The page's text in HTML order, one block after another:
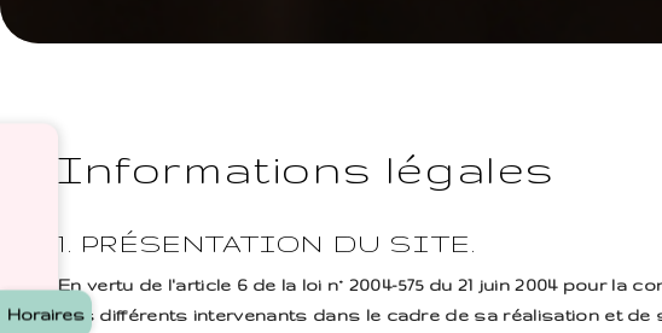
Informations légales
1. PRÉSENTATION DU SITE.
En vertu de l'article 6 de la loi n° 2004-575 du 21 juin 2004 pour
des différents intervenants dans le cadre de sa réalisation et de
Horaires